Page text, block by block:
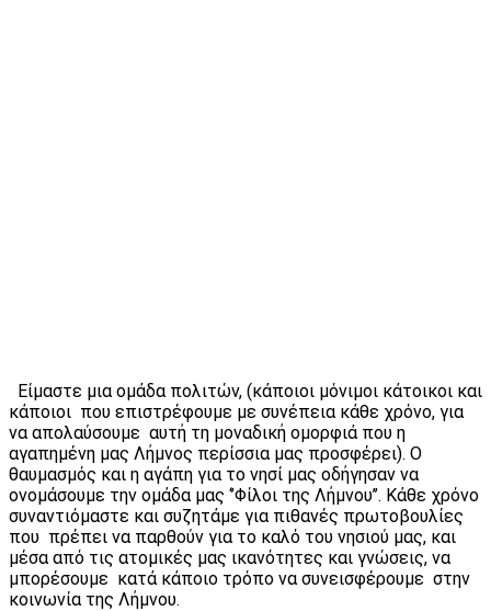
Είμαστε μια ομάδα πολιτών, (κάποιοι μόνιμοι κάτοικοι και
κάποιοι που επιστρέφουμε με συνέπεια κάθε χρόνο, για
να απολαύσουμε αυτή τη μοναδική ομορφιά που η
αγαπημένη μας Λήμνος περίσσια μας προσφέρει). Ο
θαυμασμός και η αγάπη για το νησί μας οδήγησαν να
ονομάσουμε την ομάδα μας ‘’Φίλοι της Λήμνου’’. Κάθε χρόνο
συναντιόμαστε και συζητάμε για πιθανές πρωτοβουλίες
που πρέπει να παρθούν για το καλό του νησιού μας, και
μέσα από τις ατομικές μας ικανότητες και γνώσεις, να
μπορέσουμε κατά κάποιο τρόπο να συνεισφέρουμε στην
κοινωνία της Λήμνου.